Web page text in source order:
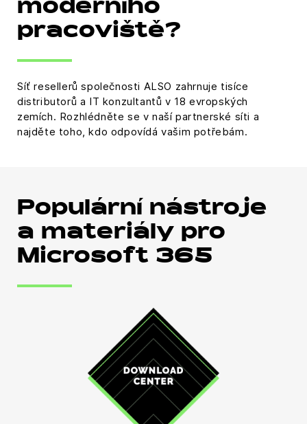
moderního
pracoviště?
Síť resellerů společnosti ALSO zahrnuje tisíce
distributorů a IT konzultantů v 18 evropských
zemích. Rozhlédněte se v naší partnerské síti a
najděte toho, kdo odpovídá vašim potřebám.
Populární nástroje
a materiály pro
Microsoft 365